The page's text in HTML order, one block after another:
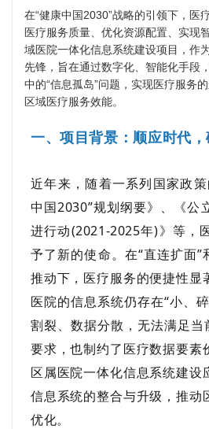
在“健康中国2030”战略的引领下，医
医疗服务质量、优化资源配置、实现
域医院一体化信息系统建设项目，作
先锋，旨在通过数字化、智能化手段
中的“信息孤岛”问题，实现医疗服务
区域医疗服务效能。
一、项目背景：顺应时代
近年来，随着一系列国家政
中国2030”规划纲要》、《公
进行动(2021-2025年)》等，
予了新的使命。在“直连扩面”
推动下，医疗服务的便捷性显
医院的信息系统仍存在“小、
割裂、数据分散，无法满足当
要求，也制约了医疗数据要素
区属医院一体化信息系统建设
信息系统的整合与升级，推动
优化。